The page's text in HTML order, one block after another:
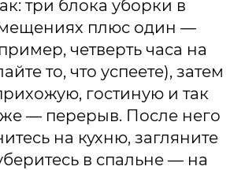
три блока уборки в
плюс один —
четверть часа на
то, что успеете), затем
гостиную и так
— перерыв. После него
на кухню, загляните
в спальне — на